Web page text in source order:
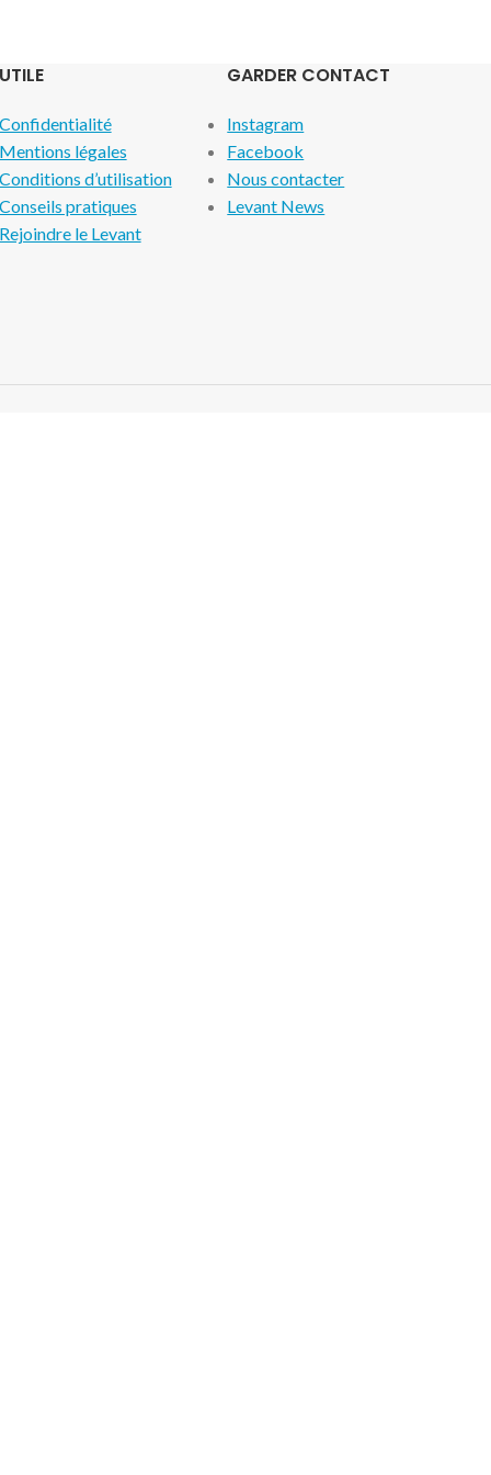
UTILE
Confidentialité
Mentions légales
Conditions d’utilisation
Conseils pratiques
Rejoindre le Levant
GARDER CONTACT
Instagram
Facebook
Nous contacter
Levant News